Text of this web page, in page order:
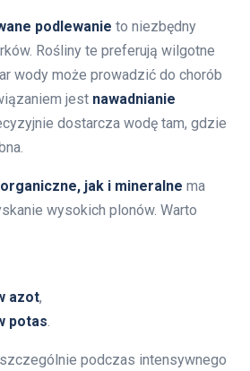
podlewanie to niezbędny
Rośliny te preferują wilgotne
wody może prowadzić do chorób
jest nawadnianie
dostarcza wodę tam, gdzie
jak i mineralne ma
wysokich plonów. Warto
azot,
potas.
podczas intensywnego